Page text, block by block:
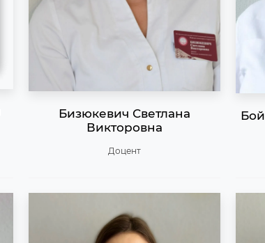
Бизюкевич Светлана
Викторовна
Доцент